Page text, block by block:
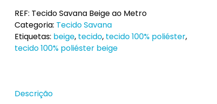
Beige
ao
Metro
REF: Tecido Savana Beige ao Metro
Categoria: Tecido Savana
Etiquetas: beige, tecido, tecido 100% poliéster,
tecido 100% poliéster beige
Descrição